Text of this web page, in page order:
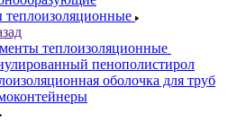
теплоизоляционные
пенополистирол
оболочка для труб